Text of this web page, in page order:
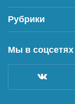
Рубрики
Мы в соцсетях